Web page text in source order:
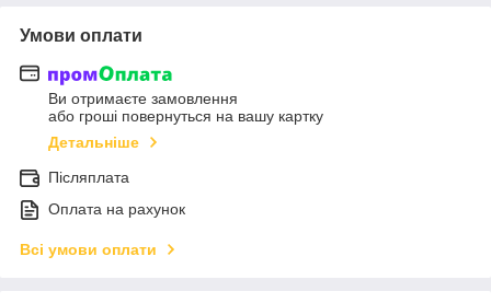
Умови оплати
Ви отримаєте замовлення
або гроші повернуться на вашу картку
Детальніше
Післяплата
Оплата на рахунок
Всі умови оплати